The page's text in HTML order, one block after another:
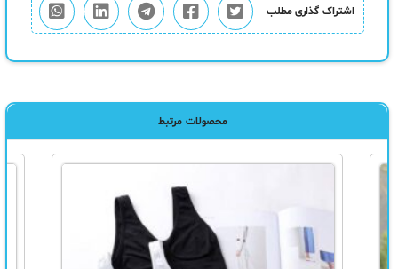
اشتراک گذاری مطلب
محصولات مرتبط